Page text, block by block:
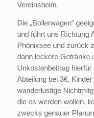
Vereinsheim.
Die „Bollerwagen“
und führt uns Richtung
Phönixsee und zurück
dann leckere Getränke
Unkostenbeitrag
Abteilung bei 3€,
wanderlustige
die es werden wollen,
zwecks genauer